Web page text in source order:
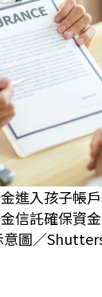
進入孩子帳
信託確保資
意圖／